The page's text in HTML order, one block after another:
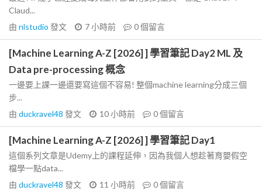
Claud...
由 nlstudio 發文 7 小時前 0個留言
[Machine Learning A-Z [2026] ] 學習筆記 Day2 ML 及
Data pre-processing 概念
一邊要上課一邊還要寫這個不容易! 整個machine learning分成三個
步...
由 duckravel48 發文 10 小時前 0個留言
[Machine Learning A-Z [2026] ] 學習筆記 Day1
這個系列文章是Udemy上的課程延伸，因為我個人想趁著育嬰假空
檔學一點data...
由 duckravel48 發文 11 小時前 0個留言